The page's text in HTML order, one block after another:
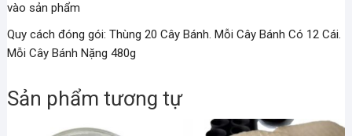
vào sản phẩm
Quy cách đóng gói: Thùng 20 Cây Bánh. Mỗi Cây Bánh Có 12 Cái.
Mỗi Cây Bánh Nặng 480g
Sản phẩm tương tự